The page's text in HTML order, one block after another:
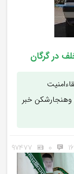
در گرگان
وهنجارشکن خبر
0
97477